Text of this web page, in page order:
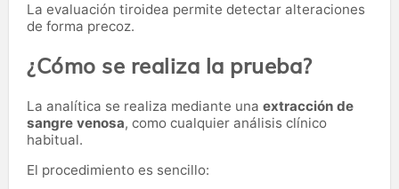
La evaluación tiroidea permite detectar alteraciones
de forma precoz.
¿Cómo se realiza la prueba?
La analítica se realiza mediante una extracción de
sangre venosa, como cualquier análisis clínico
habitual.
El procedimiento es sencillo: